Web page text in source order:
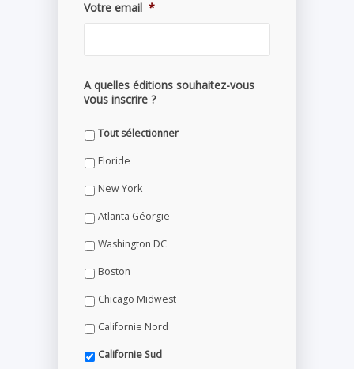
Votre email *
A quelles éditions souhaitez-vous
vous inscrire ?
Tout sélectionner
Floride
New York
Atlanta Géorgie
Washington DC
Boston
Chicago Midwest
Californie Nord
Californie Sud